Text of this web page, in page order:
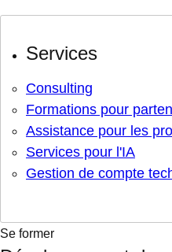
Services
Consulting
Formations pour
Assistance pour les
Services pour l'IA
Gestion de compte
Se former